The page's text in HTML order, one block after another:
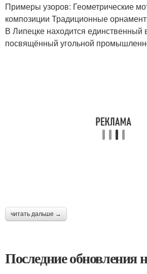
Примеры узоров: Геометрические
композиции Традиционные
В Липецке находится единственный
посвящённый угольной
читать дальше →
Последние обновления